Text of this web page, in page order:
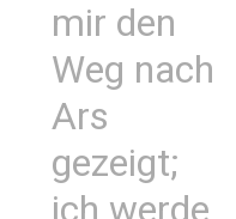
mir den
Weg nach
Ars
gezeigt;
ich werde